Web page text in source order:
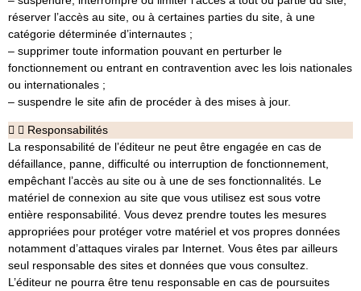
réserver l’accès au site, ou à certaines parties du site, à une
catégorie déterminée d’internautes ;
– supprimer toute information pouvant en perturber le
fonctionnement ou entrant en contravention avec les lois nationales
ou internationales ;
– suspendre le site afin de procéder à des mises à jour.
Responsabilités
La responsabilité de l’éditeur ne peut être engagée en cas de
défaillance, panne, difficulté ou interruption de fonctionnement,
empêchant l’accès au site ou à une de ses fonctionnalités. Le
matériel de connexion au site que vous utilisez est sous votre
entière responsabilité. Vous devez prendre toutes les mesures
appropriées pour protéger votre matériel et vos propres données
notamment d’attaques virales par Internet. Vous êtes par ailleurs
seul responsable des sites et données que vous consultez.
L’éditeur ne pourra être tenu responsable en cas de poursuites